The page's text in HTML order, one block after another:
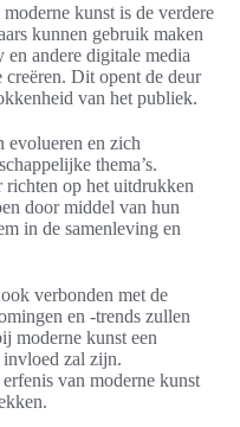
kunst is de verdere
kunnen gebruik maken
andere digitale media
Dit opent de deur
van het publiek.
evolueren en zich
thema’s.
richten op het uitdrukken
door middel van hun
in de samenleving en
verbonden met de
en -trends zullen
moderne kunst een
zal zijn.
van moderne kunst